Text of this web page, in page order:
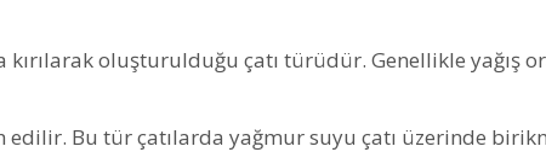
kırılarak oluşturulduğu çatı türüdür. Genellikle yağış
Bu tür çatılarda yağmur suyu çatı üzerinde